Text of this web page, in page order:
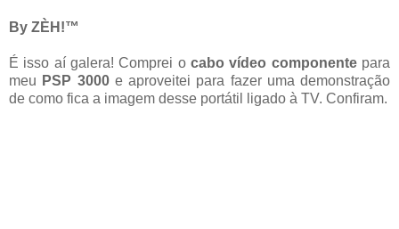
By ZÈH!™
É isso aí galera! Comprei o cabo vídeo componentepara
meu PSP 3000e aproveitei para fazer uma demonstração
de como fica a imagem desse portátil ligado à TV. Confiram.